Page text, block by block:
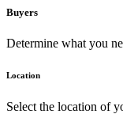
Buyers
Determine what you
Location
Select the location of